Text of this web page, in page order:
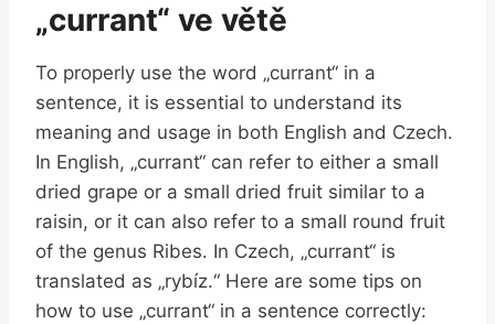
„currant“ ve větě
To properly use the word „currant“‍ in a⁣
sentence, it is essential to understand its
‌meaning and usage in both English and ⁤Czech. ​
In⁤ English, „currant“ can‌ refer to either a small
dried ‌grape ​or a‍ small dried ⁣fruit similar to⁤ a
raisin, ‍or‍ it can also refer to ⁤a⁣ small‌ round fruit
of the genus Ribes. In Czech, „currant“ ⁢is
translated‍ as „rybíz.“ Here are ⁢some‍ tips on
how to use „currant“ in⁣ a sentence correctly: